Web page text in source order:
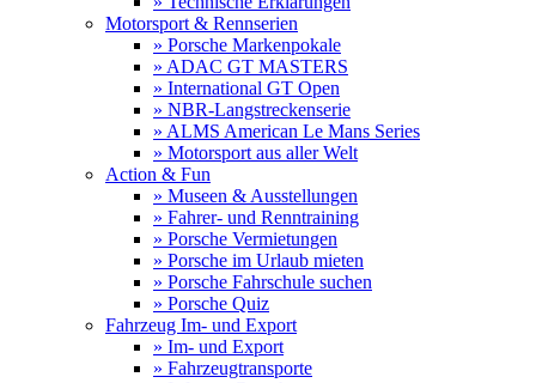
Motorsport & Rennserien
» Porsche Markenpokale
» ADAC GT MASTERS
» International GT Open
» NBR-Langstreckenserie
» ALMS American Le Mans Series
» Motorsport aus aller Welt
Action & Fun
» Museen & Ausstellungen
» Fahrer- und Renntraining
» Porsche Vermietungen
» Porsche im Urlaub mieten
» Porsche Fahrschule suchen
» Porsche Quiz
Fahrzeug Im- und Export
» Im- und Export
» Fahrzeugtransporte